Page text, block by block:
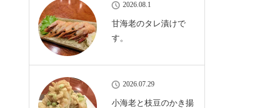
2026.08.1
甘海老のタレ漬けで
す。
2026.07.29
小海老と枝豆のかき揚